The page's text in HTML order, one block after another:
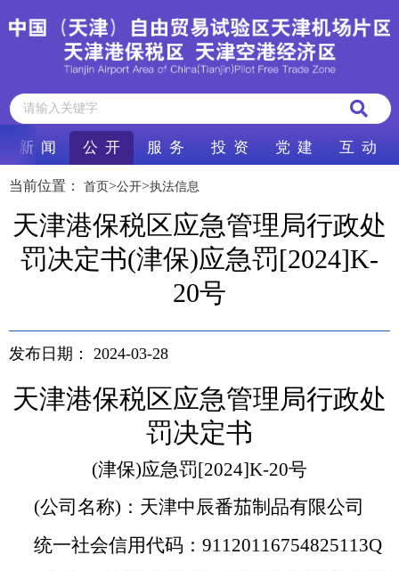
新 闻 公 开 服 务 投 资 党 建 互 动
当前位置： 首页>公开>执法信息
天津港保税区应急管理局行政处
罚决定书(津保)应急罚[2024]K-
20号
发布日期： 2024-03-28
天津港保税区应急管理局行政处
罚决定书
(津保)应急罚[2024]K-20号
(公司名称)：天津中辰番茄制品有限公司
统一社会信用代码：91120116754825113Q